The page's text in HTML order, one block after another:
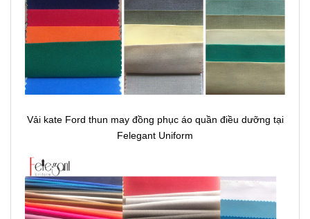
Vải kate Ford thun may đồng phục áo quần điều dưỡng tại
Felegant Uniform